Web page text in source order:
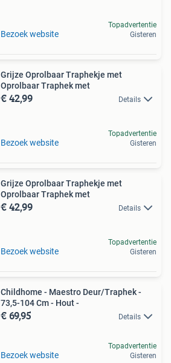
Bezoek website
Topadvertentie
Gisteren
Grijze Oprolbaar Traphekje met
Oprolbaar Traphek met
€ 42,99 Details
Bezoek website
Topadvertentie
Gisteren
Grijze Oprolbaar Traphekje met
Oprolbaar Traphek met
€ 42,99 Details
Bezoek website
Topadvertentie
Gisteren
Childhome - Maestro Deur/Traphek -
73,5-104 Cm - Hout -
€ 69,95 Details
Bezoek website
Topadvertentie
Gisteren